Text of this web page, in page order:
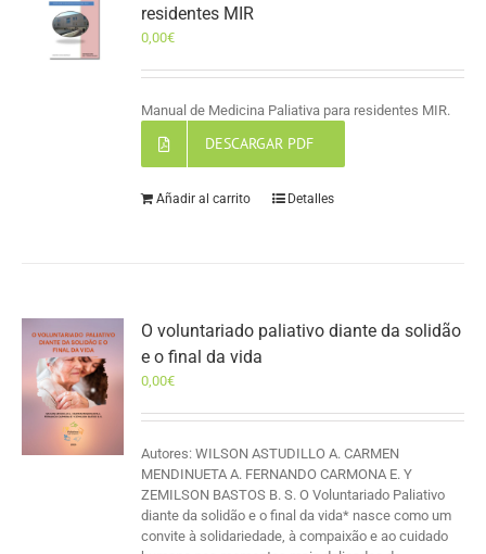
residentes MIR
0,00€
Manual de Medicina Paliativa para residentes MIR.
DESCARGAR PDF
Añadir al carrito Detalles
O voluntariado paliativo diante da solidão
e o final da vida
0,00€
Autores: WILSON ASTUDILLO A. CARMEN
MENDINUETA A. FERNANDO CARMONA E. Y
ZEMILSON BASTOS B. S. O Voluntariado Paliativo
diante da solidão e o final da vida* nasce como um
convite à solidariedade, à compaixão e ao cuidado